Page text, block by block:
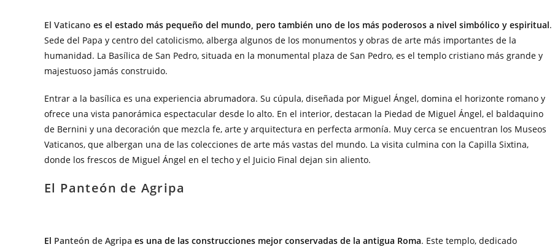
El Vaticano es el estado más pequeño del mundo, pero también uno de los más poderosos a nivel simbólico y espiritual.
Sede del Papa y centro del catolicismo, alberga algunos de los monumentos y obras de arte más importantes de la
humanidad. La Basílica de San Pedro, situada en la monumental plaza de San Pedro, es el templo cristiano más grande y
majestuoso jamás construido.
Entrar a la basílica es una experiencia abrumadora. Su cúpula, diseñada por Miguel Ángel, domina el horizonte romano y
ofrece una vista panorámica espectacular desde lo alto. En el interior, destacan la Piedad de Miguel Ángel, el baldaquino
de Bernini y una decoración que mezcla fe, arte y arquitectura en perfecta armonía. Muy cerca se encuentran los Museos
Vaticanos, que albergan una de las colecciones de arte más vastas del mundo. La visita culmina con la Capilla Sixtina,
donde los frescos de Miguel Ángel en el techo y el Juicio Final dejan sin aliento.
El Panteón de Agripa
El Panteón de Agripa es una de las construcciones mejor conservadas de la antigua Roma. Este templo, dedicado